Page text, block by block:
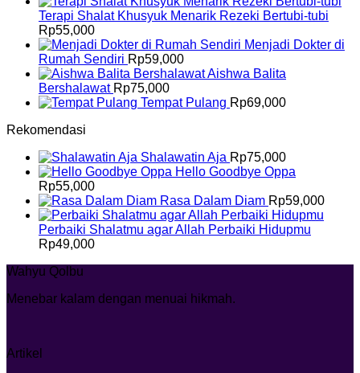
Terapi Shalat Khusyuk Menarik Rezeki Bertubi-tubi
Rp55,000
Menjadi Dokter di
Rumah Sendiri Rp59,000
Aishwa Balita
Bershalawat Rp75,000
Tempat Pulang Rp69,000
Rekomendasi
Shalawatin Aja Rp75,000
Hello Goodbye Oppa
Rp55,000
Rasa Dalam Diam Rp59,000
Perbaiki Shalatmu agar Allah Perbaiki Hidupmu
Rp49,000
Wahyu Qolbu
Menebar kalam dengan menuai hikmah.
Artikel